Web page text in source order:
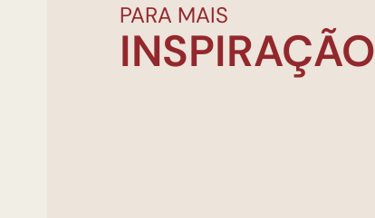
PARA MAIS
INSPIRAÇÃO